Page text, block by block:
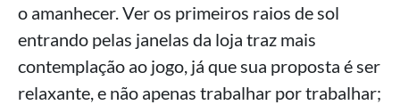
o amanhecer. Ver os primeiros raios de sol
entrando pelas janelas da loja traz mais
contemplação ao jogo, já que sua proposta é ser
relaxante, e não apenas trabalhar por trabalhar;